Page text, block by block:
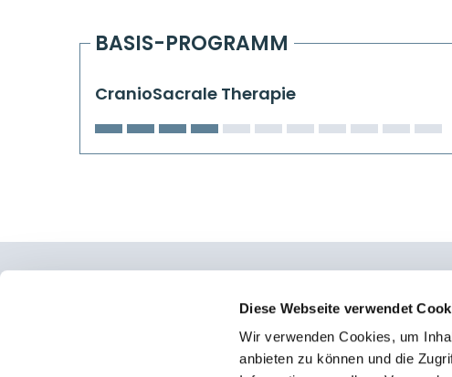
Diese Webseite verwendet
Wir verwenden Cookies, um
anbieten zu können und die
BASIS-PROGRAMM
CranioSacrale Therapie
Konrad-Adenauer-Straße 6